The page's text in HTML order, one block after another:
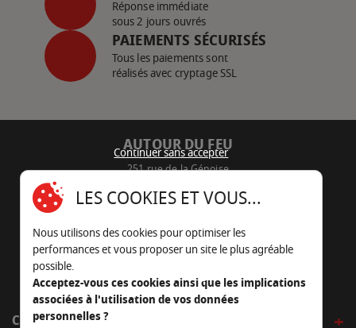
Réponse immédiate
sous 2 jours ouvrés
PAIEMENTS SÉCURISÉS
Tous les paiements sont
réalisés avec cryptage SSL
AUTOUR DU FEU
251 rue de la Génoise
05 45 22 98 09
Nous envoyer un e-mail
CÔTÉ OUTDOOR
Continuer sans accepter
LES COOKIES ET VOUS...
Nous utilisons des cookies pour optimiser les
performances et vous proposer un site le plus agréable
possible.
Acceptez-vous ces cookies ainsi que les implications
associées à l'utilisation de vos données
personnelles ?